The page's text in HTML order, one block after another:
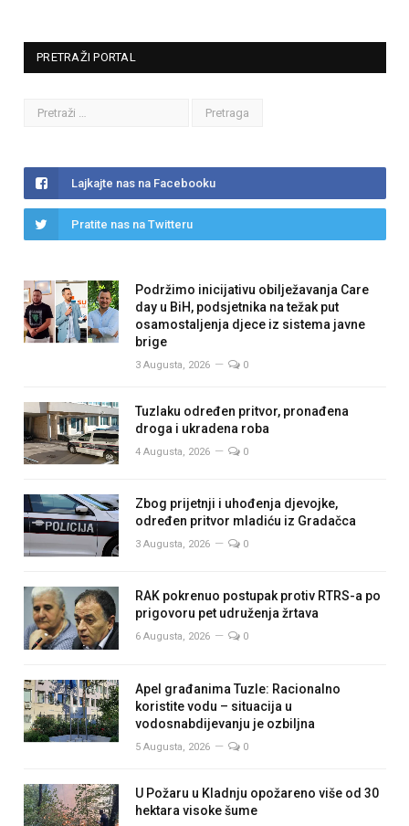
PRETRAŽI PORTAL
Lajkajte nas na Facebooku
Pratite nas na Twitteru
Podržimo inicijativu obilježavanja Care
day u BiH, podsjetnika na težak put
osamostaljenja djece iz sistema javne
brige
3 Augusta, 2026 0
Tuzlaku određen pritvor, pronađena
droga i ukradena roba
4 Augusta, 2026 0
Zbog prijetnji i uhođenja djevojke,
određen pritvor mladiću iz Gradačca
3 Augusta, 2026 0
RAK pokrenuo postupak protiv RTRS-a po
prigovoru pet udruženja žrtava
6 Augusta, 2026 0
Apel građanima Tuzle: Racionalno
koristite vodu – situacija u
vodosnabdijevanju je ozbiljna
5 Augusta, 2026 0
U Požaru u Kladnju opožareno više od 30
hektara visoke šume